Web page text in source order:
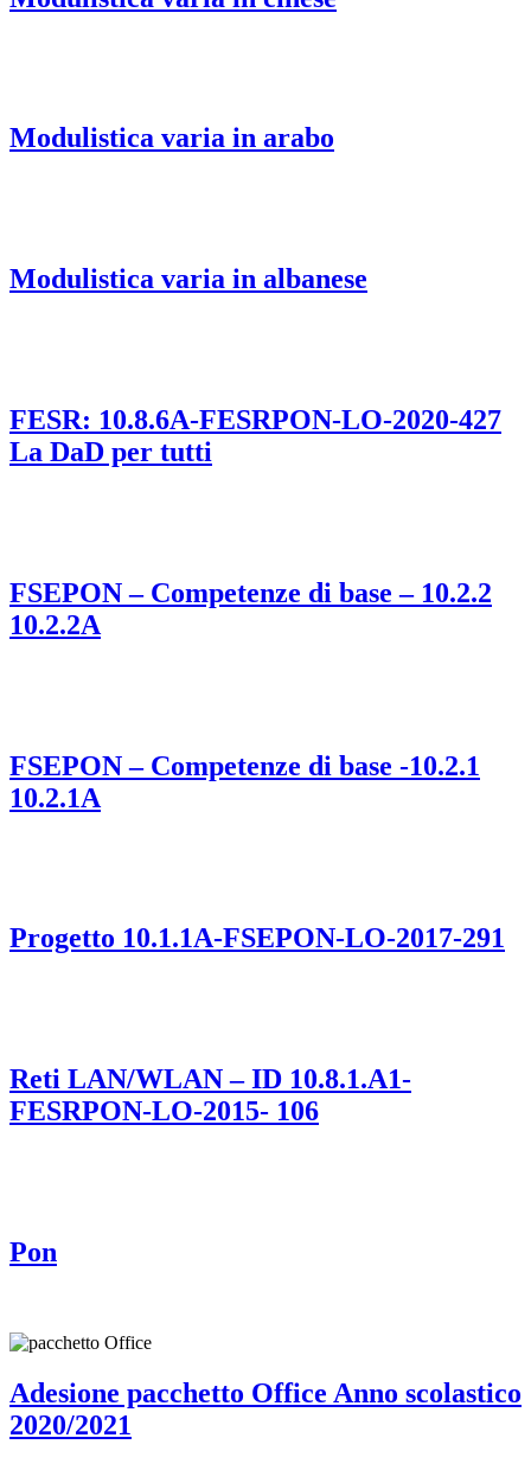
Modulistica varia in arabo
Modulistica varia in albanese
FESR: 10.8.6A-FESRPON-LO-2020-427
La DaD per tutti
FSEPON – Competenze di base – 10.2.2
10.2.2A
FSEPON – Competenze di base -10.2.1
10.2.1A
Progetto 10.1.1A-FSEPON-LO-2017-291
Reti LAN/WLAN – ID 10.8.1.A1-
FESRPON-LO-2015- 106
Pon
Adesione pacchetto Office Anno scolastico
2020/2021